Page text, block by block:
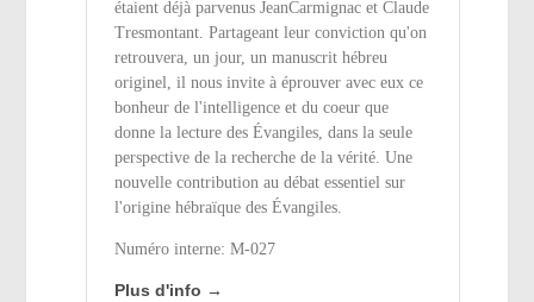
étaient déjà parvenus JeanCarmignac et Claude
Tresmontant. Partageant leur conviction qu'on
retrouvera, un jour, un manuscrit hébreu
originel, il nous invite à éprouver avec eux ce
bonheur de l'intelligence et du coeur que
donne la lecture des Évangiles, dans la seule
perspective de la recherche de la vérité. Une
nouvelle contribution au débat essentiel sur
l'origine hébraïque des Évangiles.
Numéro interne: M-027
Plus d'info →